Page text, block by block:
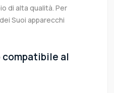
di alta qualità. Per
Suoi apparecchi
compatibile al